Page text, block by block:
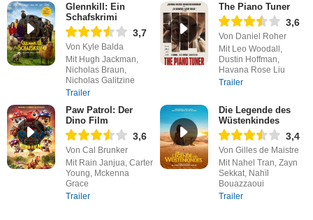
Glennkill: Ein
Schafskrimi
3,7
Von Kyle Balda
Mit Hugh Jackman,
Nicholas Braun,
Nicholas Galitzine
Trailer
The Piano Tuner
3,6
Von Daniel Roher
Mit Leo Woodall,
Dustin Hoffman,
Havana Rose Liu
Trailer
Paw Patrol: Der
Dino Film
3,6
Von Cal Brunker
Mit Rain Janjua, Carter
Young, Mckenna
Grace
Trailer
Die Legende des
Wüstenkindes
3,4
Von Gilles de Maistre
Mit Nahel Tran, Zayn
Sekkat, Nahïl
Bouazzaoui
Trailer